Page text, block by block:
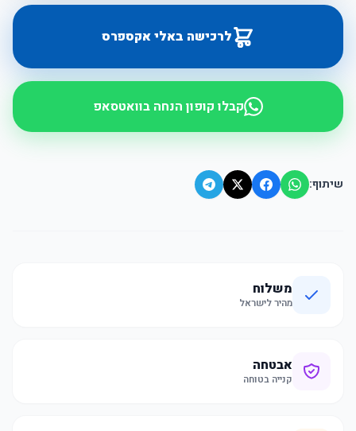
לרכישה באלי אקספרס
קבלו קופון הנחה בוואטסאפ
שיתוף:
משלוח
מהיר לישראל
אבטחה
קנייה בטוחה